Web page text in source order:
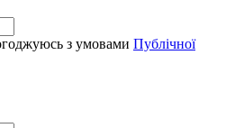
з умовами Публічної